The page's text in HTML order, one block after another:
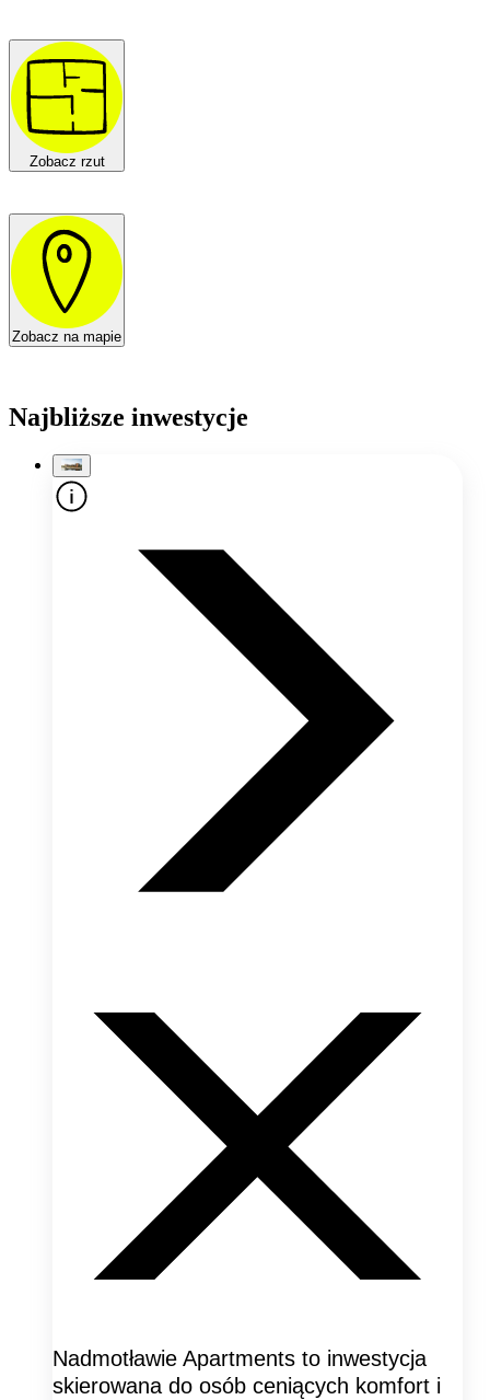
Zobacz rzut
Zobacz na mapie
Najbliższe inwestycje
Nadmotławie Apartments to inwestycja
skierowana do osób ceniących komfort i